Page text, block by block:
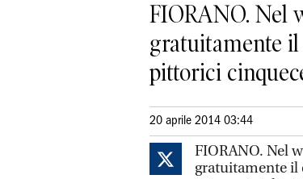
FIORANO. Nel
gratuitamente il
pittorici
20 aprile 2014 03:44
FIORANO. Nel
gratuitamente il